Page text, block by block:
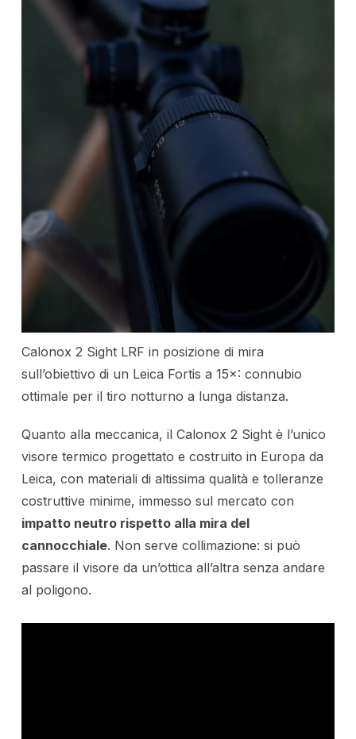
Calonox 2 Sight LRF in posizione di mira
sull’obiettivo di un Leica Fortis a 15×: connubio
ottimale per il tiro notturno a lunga distanza.
Quanto alla meccanica, il Calonox 2 Sight è l’unico
visore termico progettato e costruito in Europa da
Leica, con materiali di altissima qualità e tolleranze
costruttive minime, immesso sul mercato con
impatto neutro rispetto alla mira del
cannocchiale. Non serve collimazione: si può
passare il visore da un’ottica all’altra senza andare
al poligono.